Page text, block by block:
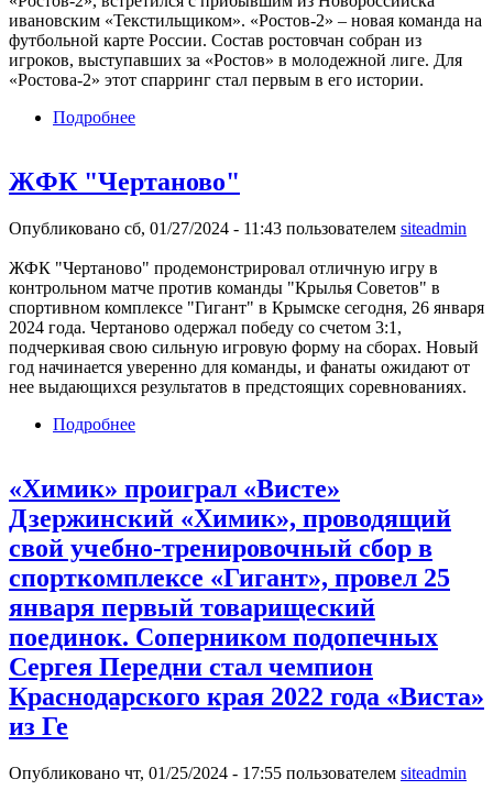
ивановским «Текстильщиком». «Ростов-2» – новая команда на
футбольной карте России. Состав ростовчан собран из
игроков, выступавших за «Ростов» в молодежной лиге. Для
«Ростова-2» этот спарринг стал первым в его истории.
Подробнее
ЖФК "Чертаново"
Опубликовано сб, 01/27/2024 - 11:43 пользователем siteadmin
ЖФК "Чертаново" продемонстрировал отличную игру в
контрольном матче против команды "Крылья Советов" в
спортивном комплексе "Гигант" в Крымске сегодня, 26 января
2024 года. Чертаново одержал победу со счетом 3:1,
подчеркивая свою сильную игровую форму на сборах. Новый
год начинается уверенно для команды, и фанаты ожидают от
нее выдающихся результатов в предстоящих соревнованиях.
Подробнее
«Химик» проиграл «Висте»
Дзержинский «Химик», проводящий
свой учебно-тренировочный сбор в
спорткомплексе «Гигант», провел 25
января первый товарищеский
поединок. Соперником подопечных
Сергея Передни стал чемпион
Краснодарского края 2022 года «Виста»
из Ге
Опубликовано чт, 01/25/2024 - 17:55 пользователем siteadmin